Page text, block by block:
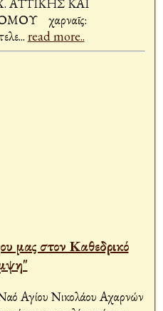
ΚΑΙ
Ἀχαρναῖς:
... read more..
μας στον Καθεδρικό
Αγίου Νικολάου Αχαρνών